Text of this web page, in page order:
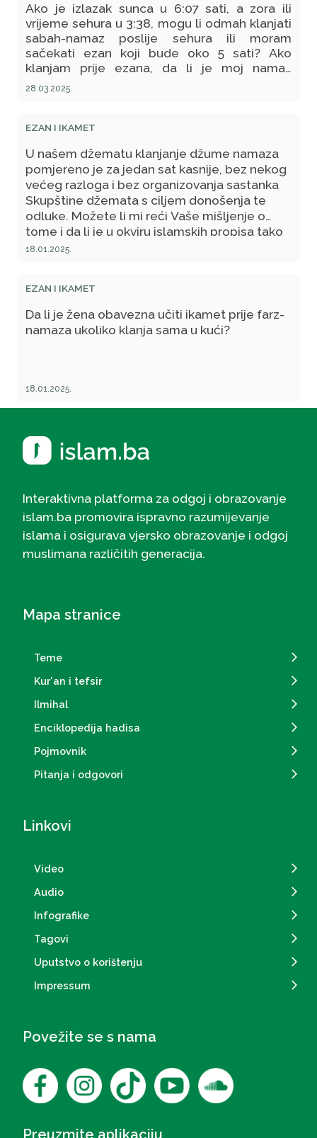
Ako je izlazak sunca u 6:07 sati, a zora ili
vrijeme sehura u 3:38, mogu li odmah klanjati
sabah-namaz poslije sehura ili moram
sačekati ezan koji bude oko 5 sati? Ako
klanjam prije ezana, da li je moj namaz
ispravan?
28.03.2025.
EZAN I IKAMET
U našem džematu klanjanje džume namaza
pomjereno je za jedan sat kasnije, bez nekog
većeg razloga i bez organizovanja sastanka
Skupštine džemata s ciljem donošenja te
odluke. Možete li mi reći Vaše mišljenje o
tome i da li je u okviru islamskih propisa tako
nešto dozvoljeno?
18.01.2025.
EZAN I IKAMET
Da li je žena obavezna učiti ikamet prije farz-
namaza ukoliko klanja sama u kući?
18.01.2025.
Interaktivna platforma za odgoj i obrazovanje
islam.ba promovira ispravno razumijevanje
islama i osigurava vjersko obrazovanje i odgoj
muslimana različitih generacija.
Mapa stranice
Teme
Kur'an i tefsir
Ilmihal
Enciklopedija hadisa
Pojmovnik
Pitanja i odgovori
Linkovi
Video
Audio
Infografike
Tagovi
Uputstvo o korištenju
Impressum
Povežite se s nama